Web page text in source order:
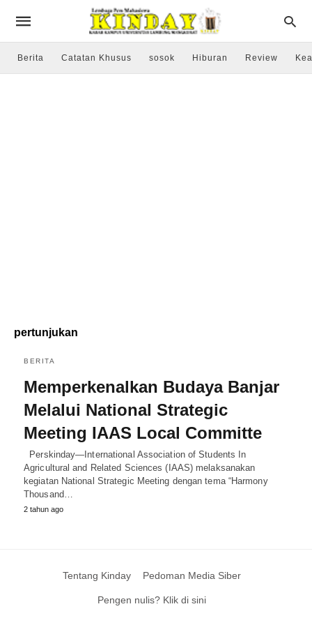
Berita Catatan Khusus sosok Hiburan Review
pertunjukan
BERITA
Memperkenalkan Budaya Banjar
Melalui National Strategic
Meeting IAAS Local Committe
Perskinday—International Association of Students In
Agricultural and Related Sciences (IAAS) melaksanakan
kegiatan National Strategic Meeting dengan tema “Harmony
Thousand…
2 tahun ago
Tentang Kinday Pedoman Media Siber
Pengen nulis? Klik di sini